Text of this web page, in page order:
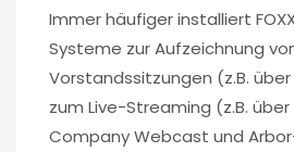
Immer häufiger installiert
Systeme zur Aufzeichnung
Vorstandssitzungen (z.B. über
zum Live-Streaming (z.B.
Company Webcast und